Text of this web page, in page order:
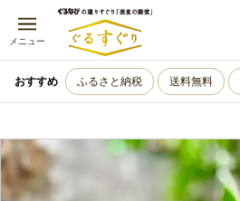
メニュー
おすすめ ふるさと納税 送料無料